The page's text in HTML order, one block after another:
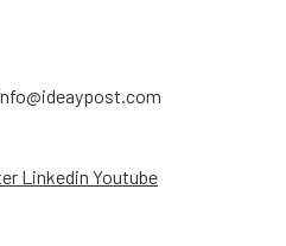
Linkedin Youtube